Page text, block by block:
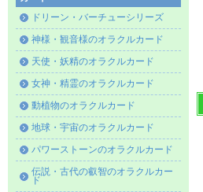
ドリーン・バーチューシリーズ
神様・観音様のオラクルカード
天使・妖精のオラクルカード
女神・精霊のオラクルカード
動植物のオラクルカード
地球・宇宙のオラクルカード
パワーストーンのオラクルカード
伝説・古代の叡智のオラクルカー
ド